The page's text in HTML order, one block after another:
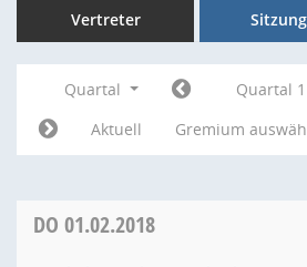
Vertreter
Quartal Quartal 1
Aktuell
Gremium
DO 01.02.2018